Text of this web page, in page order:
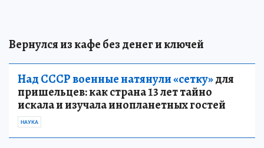
Вернулся из кафе без денег и ключей
Над СССР военные натянули «сетку»для
пришельцев: как страна 13 лет тайно
искала и изучала инопланетных гостей
НАУКА